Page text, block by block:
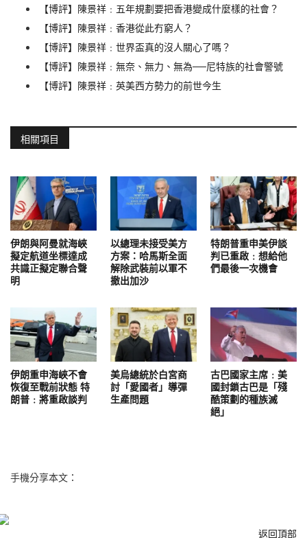
【博評】陳景祥﹕五年規劃要把香港變成什麼樣的社會？
【博評】陳景祥﹕香港從此冇窮人？
【博評】陳景祥﹕世界盃真的沒人關心了嗎？
【博評】陳景祥﹕無奈、無力、無為──尼特族的社會警號
【博評】陳景祥﹕英美西方勢力的前世今生
相關項目
伊朗與阿曼就海峽
擬定航道坐標達成
共識正擬定聯合聲
明
以總理未接受美方
方案：哈馬斯全面
解除武裝前以軍不
撤出加沙
特朗普重申美伊談
判已重啟﹕想給他
們最後一次機會
伊朗重申海峽不會
恢復至戰前狀態 特
朗普﹕將重啟談判
美烏總統於白宮商
討「愛國者」導彈
生產問題
古巴國家主席﹕美
國封鎖古巴是「殘
酷策劃的種族滅
絕」
手機分享本文：
返回頂部